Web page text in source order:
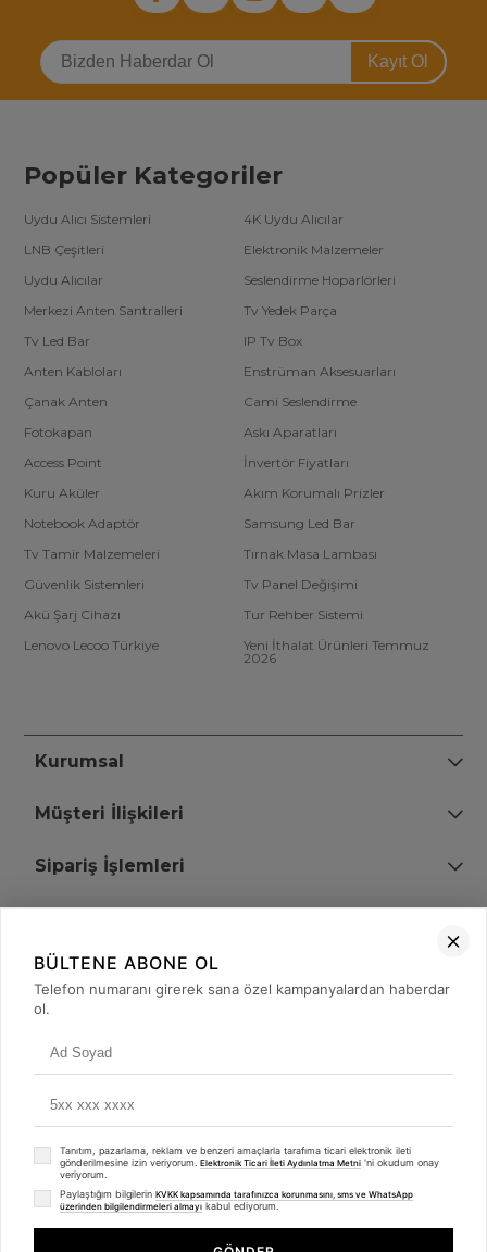
Kayıt Ol
Popüler Kategoriler
Uydu Alıcı Sistemleri
4K Uydu Alıcılar
LNB Çeşitleri
Elektronik Malzemeler
Uydu Alıcılar
Seslendirme Hoparlörleri
Merkezi Anten Santralleri
Tv Yedek Parça
Tv Led Bar
IP Tv Box
Anten Kabloları
Enstrüman Aksesuarları
Çanak Anten
Cami Seslendirme
Fotokapan
Askı Aparatları
Access Point
İnvertör Fiyatları
Kuru Aküler
Akım Korumalı Prizler
Notebook Adaptör
Samsung Led Bar
Tv Tamir Malzemeleri
Tırnak Masa Lambası
Güvenlik Sistemleri
Tv Panel Değişimi
Akü Şarj Cihazı
Tur Rehber Sistemi
Lenovo Lecoo Türkiye
Yeni İthalat Ürünleri Temmuz
2026
Kurumsal
Müşteri İlişkileri
Sipariş İşlemleri
+90 (850) 473 08 08
© 2008 - 2026merterelektronik.com
- Tüm Hakları Saklıdır. Kredi kartı bilgileriniz 256bit SSL sertifikası ile
Whatsapp
BÜLTENE ABONE OL
Telefon numaranı girerek sana özel kampanyalardan haberdar
ol.
Tanıtım, pazarlama, reklam ve benzeri amaçlarla tarafıma ticari elektronik ileti
gönderilmesine izin veriyorum. Elektronik Ticari İleti Aydınlatma Metni 'ni okudum onay
veriyorum.
Paylaştığım bilgilerin KVKK kapsamında tarafınızca korunmasını, sms ve WhatsApp
üzerinden bilgilendirmeleri almayı kabul ediyorum.